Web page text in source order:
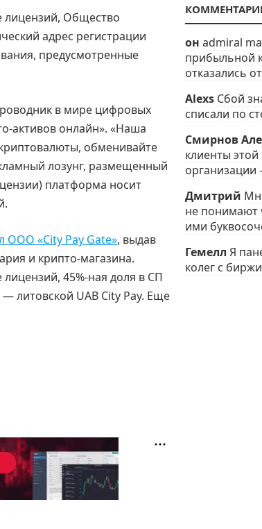
лицензий, Общество
адрес регистрации
предусмотренные
в мире цифровых
активов онлайн». «Наша
обменивайте
лозунг, размещенный
платформа носит
ООО «City Pay Gate», выдав
и крипто-магазина.
45%-ная доля в СП
литовской UAB City Pay. Еще
он admiral
прибыльной
отказались
Alexs Сбой
списали по
Смирнов
клиенты
организации
Дмитрий
не понимают
ими
Гемелл Я
колег с